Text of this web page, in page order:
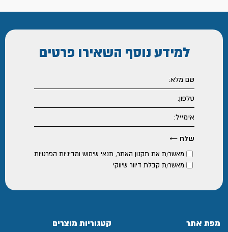
למידע נוסף השאירו פרטים
מאשר/ת את תקנון האתר, תנאי שימוש ומדיניות הפרטיות
מאשר/ת קבלת דיוור שיווקי
מפת אתר קטגוריות מוצרים